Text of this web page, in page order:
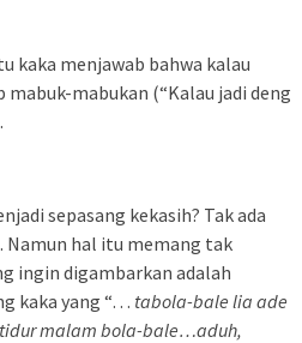
kaka menjawab bahwa kalau
mabuk-mabukan (“Kalau jadi deng
sepasang kekasih? Tak ada
Namun hal itu memang tak
ingin digambarkan adalah
kaka yang “… tabola-bale lia ade
malam bola-bale…aduh,